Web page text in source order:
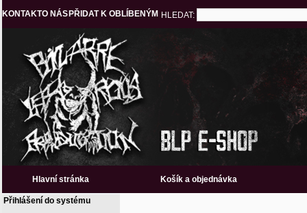
KONTAKTO NÁS PŘIDAT K OBLÍBENÝM HLEDAT:
Hlavní stránka Košík a objednávka
Přihlášení do systému